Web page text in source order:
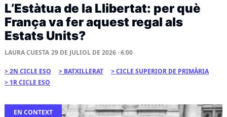
L’Estàtua de la Llibertat: per què
França va fer aquest regal als
Estats Units?
LAURA CUESTA 29 DE JULIOL DE 2026 · 6:00
2N CICLE ESO BATXILLERAT
CICLE SUPERIOR DE PRIMÀRIA
1R CICLE ESO
EN CONTEXT